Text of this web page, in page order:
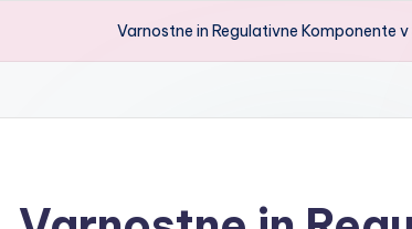
Varnostne in Regulativne Komponente